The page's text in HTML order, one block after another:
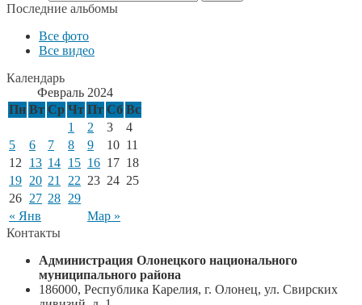
Последние альбомы
Все фото
Все видео
Календарь
Февраль 2024
Пн Вт Ср Чт Пт Сб Вс
« Янв Мар »
1 2 3
4
5
6 7 8 9 10 11
12
13 14 15 16 17 18
19 20 21 22 23 24 25
26 27 28 29
Контакты
Администрация Олонецкого национального
муниципального района
186000, Республика Карелия, г. Олонец, ул. Свирских